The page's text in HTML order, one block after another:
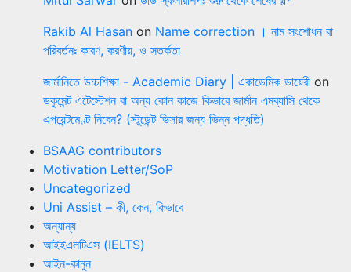
Rakib Al Hasan on Name correction । নাম সংশোধন বা
পরিবর্তনঃ কারণ, করণীয়, ও সতর্কতা
জার্মানিতে উচ্চশিক্ষা - Academic Diary | একাডেমিক ডায়েরী on
ডকুমেন্ট এটেস্টেশন বা অন্য কোন কাজে কিভাবে জার্মান এমব্যাসি থেকে
এপয়েন্টমেণ্ট নিবেন? (স্টুডেন্ট ভিসার জন্য ভিন্ন পদ্ধতি)
BSAAG contributors
Motivation Letter/SoP
Uncategorized
Uni Assist – কী, কেন, কিভাবে
অন্যান্য
আইইএলটিএস (IELTS)
আইন-কানুন